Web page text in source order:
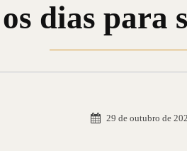
dias para
29 de outubro de